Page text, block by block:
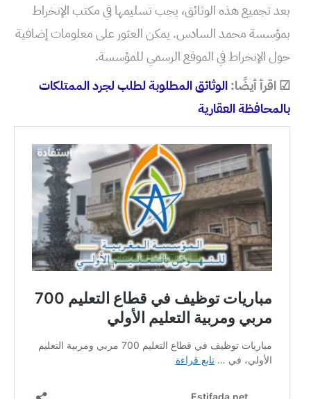
بعد تجميع هذه الوثائق، يجب تسليمها في مكتب الإنخراط
بمؤسسة محمد السادس. يمكن العثور على معلومات إضافية
حول الإنخراط في الموقع الرسمي للمؤسسة.
☑ اقرأ أيضًا:الوثائق المطلوبة لطلب لجرد الممتلكات
بالمحافظة العقارية